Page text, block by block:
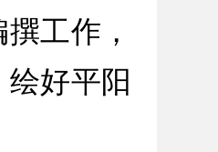
工作，
好平阳